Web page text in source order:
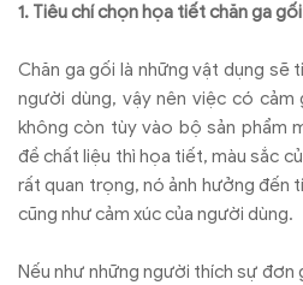
1. Tiêu chí chọn họa tiết chăn ga gối
Chăn ga gối là những vật dụng
người dùng, vậy nên việc có cảm
không còn tùy vào bộ sản phẩm
đề chất liệu thì họa tiết, màu sắc
rất quan trọng, nó ảnh hưởng đến
cũng như cảm xúc của người dùng.
Nếu như những người thích sự đơn